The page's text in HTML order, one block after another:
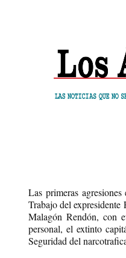
Las primeras
Trabajo del
Malagón Rendón, con
personal, el extinto
Seguridad del